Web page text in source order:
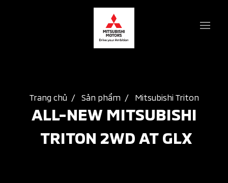
Trang chủ Sản phẩm Mitsubishi Triton
ALL-NEW MITSUBISHI
TRITON 2WD AT GLX